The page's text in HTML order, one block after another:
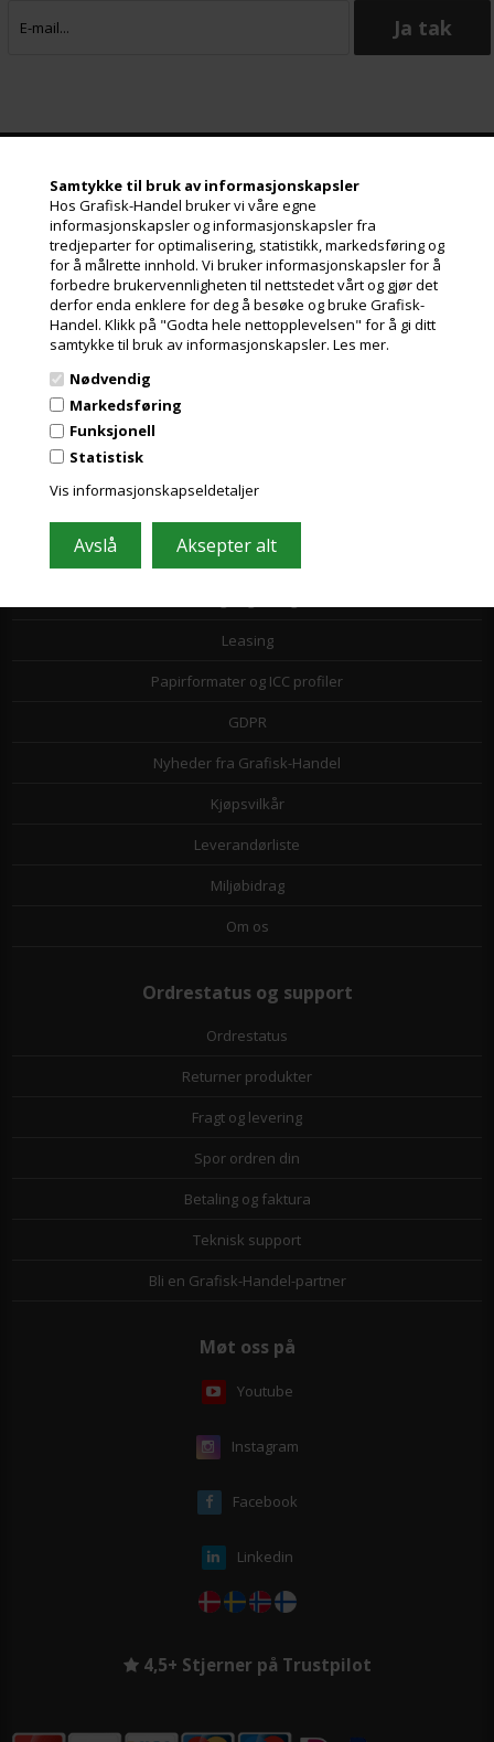
Samtykke til bruk av informasjonskapsler
Hos Grafisk-Handel bruker vi våre egne
informasjonskapsler og informasjonskapsler fra
tredjeparter for optimalisering, statistikk, markedsføring og
for å målrette innhold. Vi bruker informasjonskapsler for å
forbedre brukervennligheten til nettstedet vårt og gjør det
derfor enda enklere for deg å besøke og bruke Grafisk-
Handel. Klikk på "Godta hele nettopplevelsen" for å gi ditt
samtykke til bruk av informasjonskapsler. Les mer.
Nødvendig
Markedsføring
Funksjonell
Statistisk
Vis informasjonskapseldetaljer
Grafisk-Handel A/S © 2009
Kærgårdsvej 1, 2650 Hvidovre
Danmark
Tlf. +45 36 86 80 80
Email: shop@grafisk-handel.no
CVR: 27 39 12 14
Kundeservice
Leasing
Papirformater og ICC profiler
GDPR
Nyheder fra Grafisk-Handel
Kjøpsvilkår
Leverandørliste
Miljøbidrag
Om os
Ordrestatus og support
Ordrestatus
Returner produkter
Fragt og levering
Spor ordren din
Betaling og faktura
Teknisk support
Bli en Grafisk-Handel-partner
Møt oss på
Youtube
Instagram
Facebook
Linkedin
4,5+ Stjerner på Trustpilot